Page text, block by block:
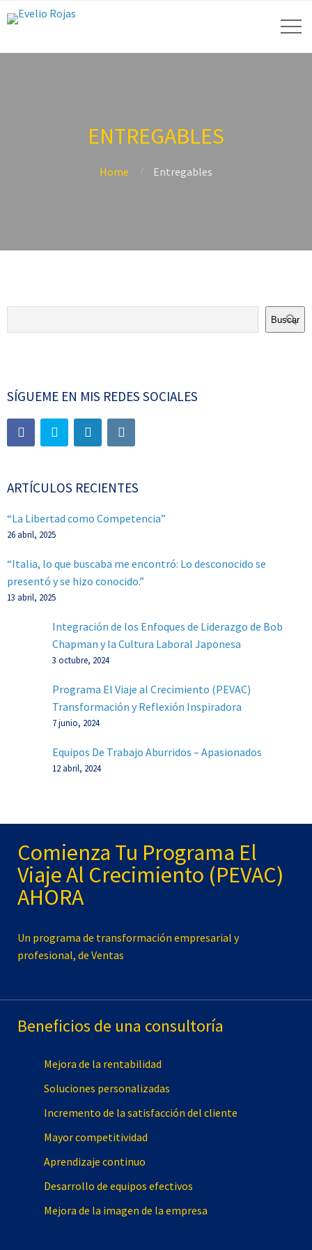
ENTREGABLES
Home Entregables
Buscar
SÍGUEME EN MIS REDES SOCIALES
ARTÍCULOS RECIENTES
“La Libertad como Competencia”
26 abril, 2025
“Italia, lo que buscaba me encontró: Lo desconocido se
presentó y se hizo conocido.”
13 abril, 2025
Integración de los Enfoques de Liderazgo de Bob
Chapman y la Cultura Laboral Japonesa
3 octubre, 2024
Programa El Viaje al Crecimiento (PEVAC)
Transformación y Reflexión Inspiradora
7 junio, 2024
Equipos De Trabajo Aburridos – Apasionados
12 abril, 2024
Comienza Tu Programa El
Viaje Al Crecimiento (PEVAC)
AHORA
Un programa de transformación empresarial y
profesional, de Ventas
Beneficios de una consultoría
Mejora de la rentabilidad
Soluciones personalizadas
Incremento de la satisfacción del cliente
Mayor competitividad
Aprendizaje continuo
Desarrollo de equipos efectivos
Mejora de la imagen de la empresa